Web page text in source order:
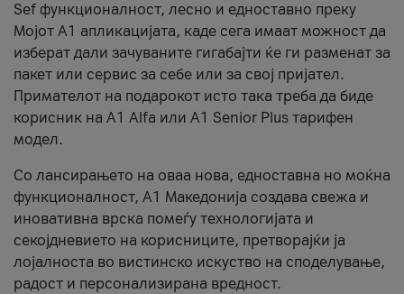
Sef функционалност, лесно и едноставно преку
Мојот А1 апликацијата, каде сега имаат можност да
изберат дали зачуваните гигабајти ќе ги разменат за
пакет или сервис за себе или за свој пријател.
Примателот на подарокот исто така треба да биде
корисник на А1 Alfa или A1 Senior Plus тарифен
модел.
Со лансирањето на оваа нова, едноставна но моќна
функционалност, А1 Македонија создава свежа и
иновативна врска помеѓу технологијата и
секојдневието на корисниците, претворајќи ја
лојалноста во вистинско искуство на споделување,
радост и персонализирана вредност.